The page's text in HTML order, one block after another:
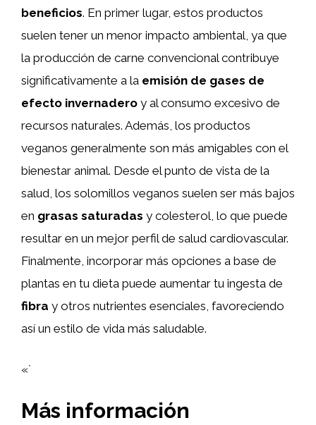
beneficios. En primer lugar, estos productos
suelen tener un menor impacto ambiental, ya que
la producción de carne convencional contribuye
significativamente a la emisión de gases de
efecto invernadero y al consumo excesivo de
recursos naturales. Además, los productos
veganos generalmente son más amigables con el
bienestar animal. Desde el punto de vista de la
salud, los solomillos veganos suelen ser más bajos
en grasas saturadas y colesterol, lo que puede
resultar en un mejor perfil de salud cardiovascular.
Finalmente, incorporar más opciones a base de
plantas en tu dieta puede aumentar tu ingesta de
fibra y otros nutrientes esenciales, favoreciendo
así un estilo de vida más saludable.
«`
Más información